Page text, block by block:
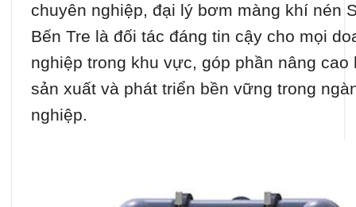
chuyên nghiệp, đại lý bơm màng khí nén
Bến Tre là đối tác đáng tin cậy cho mọi
nghiệp trong khu vực, góp phần nâng cao
sản xuất và phát triển bền vững trong
nghiệp.